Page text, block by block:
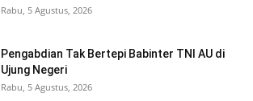
Rabu, 5 Agustus, 2026
Pengabdian Tak Bertepi Babinter TNI AU di
Ujung Negeri
Rabu, 5 Agustus, 2026